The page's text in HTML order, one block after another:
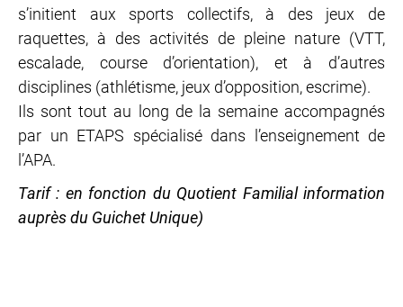
s’initient aux sports collectifs, à des jeux de
raquettes, à des activités de pleine nature (VTT,
escalade, course d’orientation), et à d’autres
disciplines (athlétisme, jeux d’opposition, escrime).
Ils sont tout au long de la semaine accompagnés
par un ETAPS spécialisé dans l’enseignement de
l’APA.
Tarif : en fonction du Quotient Familial information
auprès du Guichet Unique)